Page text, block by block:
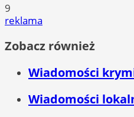
9
reklama
Zobacz również
Wiadomości
Wiadomości